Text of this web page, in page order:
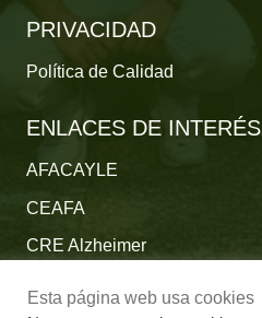
PRIVACIDAD
Política de Calidad
ENLACES DE INTERÉS
AFACAYLE
CEAFA
CRE Alzheimer
Esta página web usa cookies